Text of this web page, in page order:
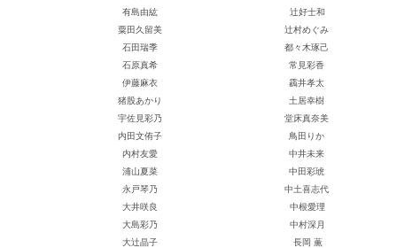
有島由紘
辻好士和
粟田久留美
辻村めぐみ
石田瑞季
都々木琢己
石原真希
常見彩香
伊藤麻衣
靏井孝太
猪股あかり
土居幸樹
宇佐見彩乃
堂床真奈美
内田文侑子
鳥田りか
内村友愛
中井未来
浦山夏菜
中田彩琥
永戸琴乃
中土喜志代
大井咲良
中根愛理
大島彩乃
中村深月
大辻晶子
長岡 薫